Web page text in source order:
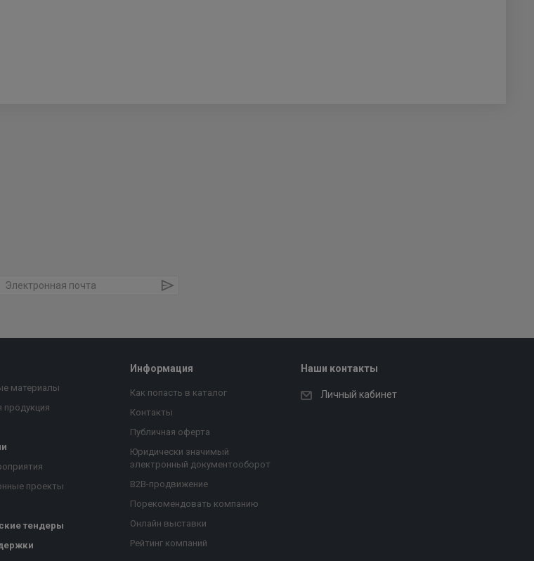
материалы
продукция
проекты
тендеры
Информация
Как попасть в каталог
Контакты
Публичная оферта
Юридически значимый
электронный документооборот
B2B-продвижение
Порекомендовать компанию
Онлайн выставки
Рейтинг компаний
Наши контакты
Личный кабинет